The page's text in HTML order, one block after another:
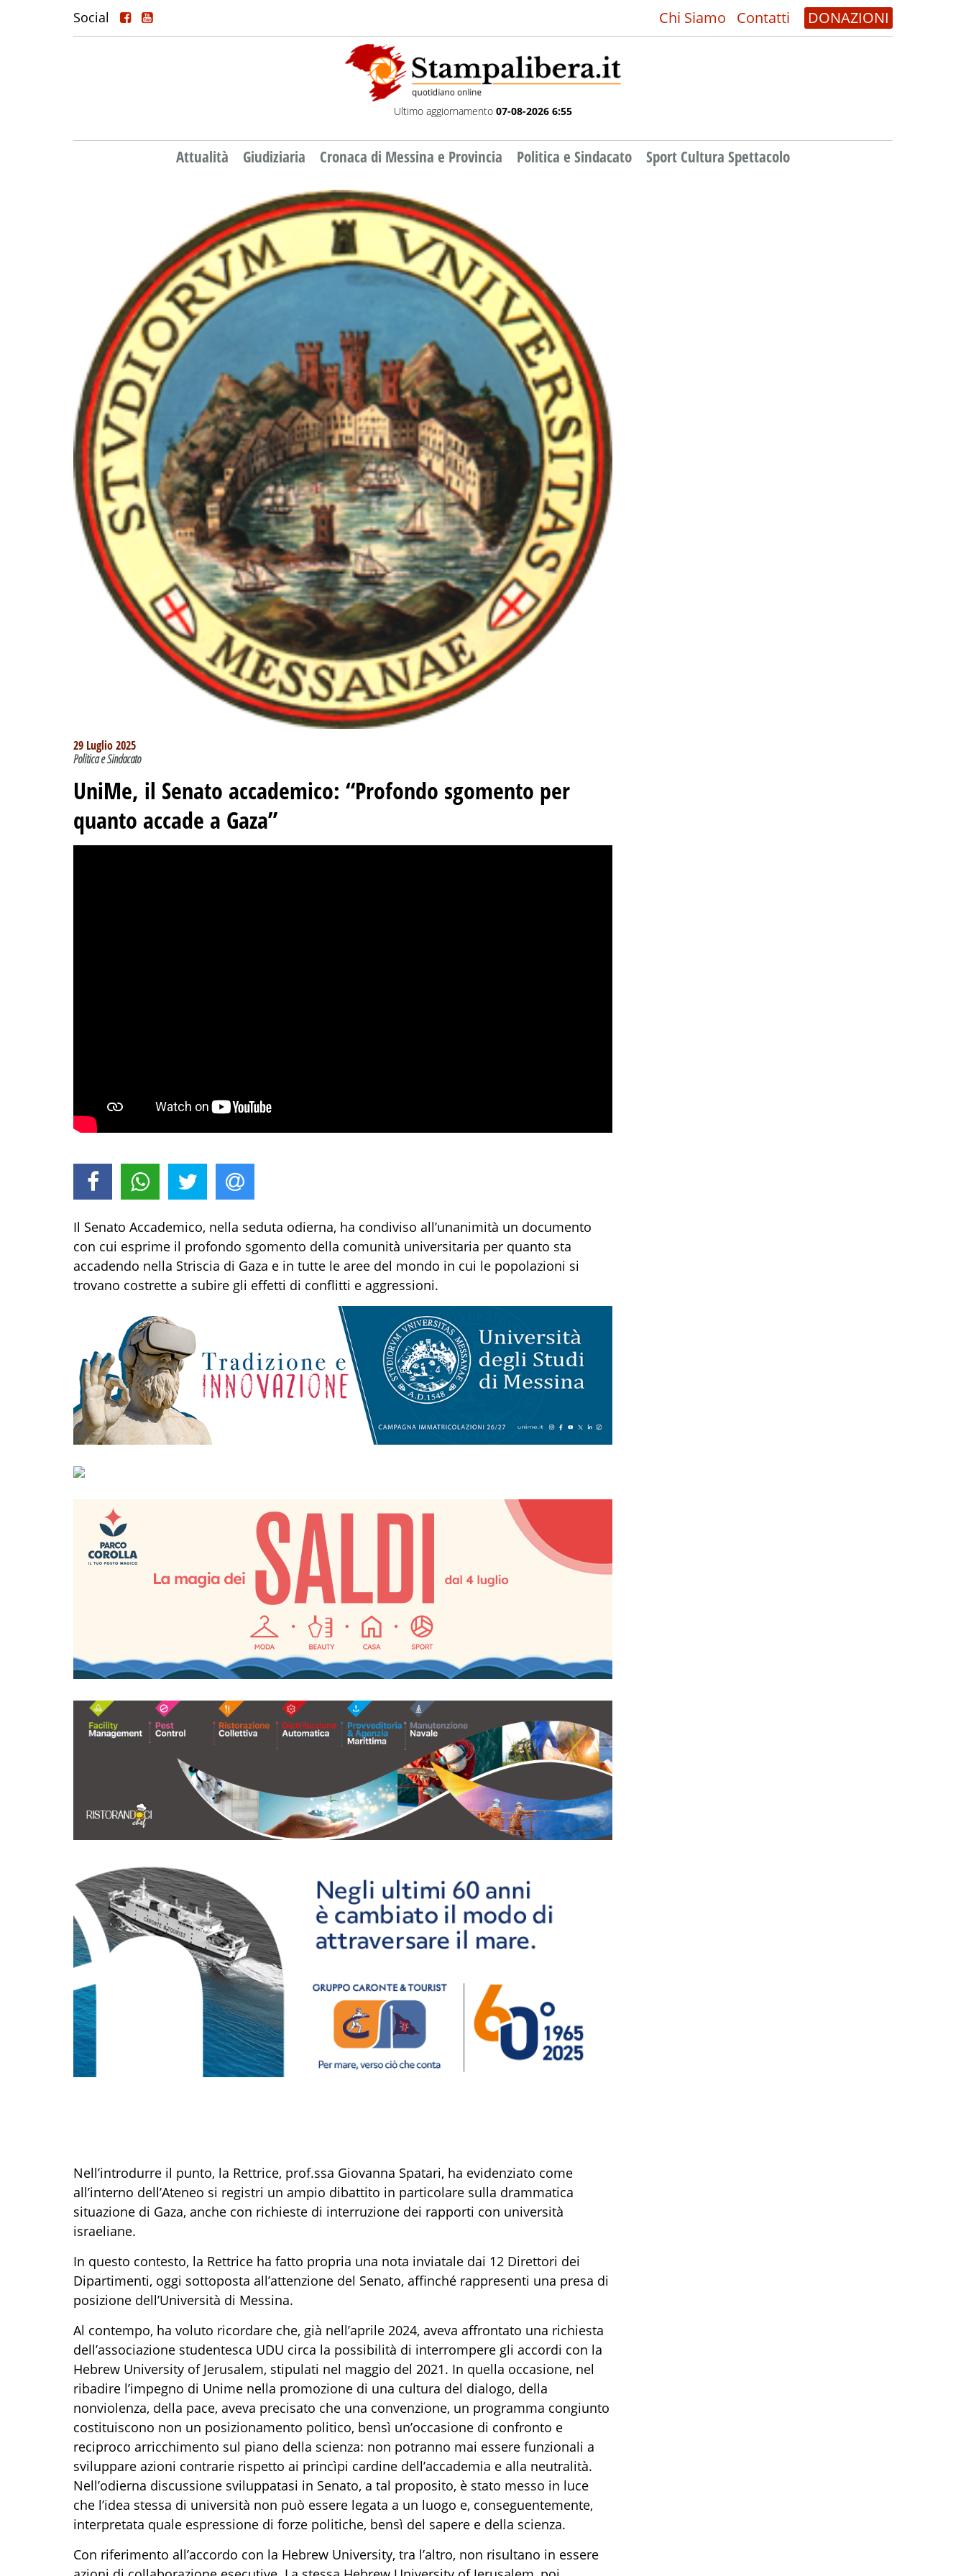
Social Chi Siamo Contatti DONAZIONI
Ultimo aggiornamento 07-08-2026 6:55
Attualità Giudiziaria Cronaca di Messina e Provincia Politica e Sindacato Sport Cultura Spettacolo
29 Luglio 2025
Politica e Sindacato
UniMe, il Senato accademico: “Profondo sgomento per
quanto accade a Gaza”
Il Senato Accademico, nella seduta odierna, ha condiviso all’unanimità un documento
con cui esprime il profondo sgomento della comunità universitaria per quanto sta
accadendo nella Striscia di Gaza e in tutte le aree del mondo in cui le popolazioni si
trovano costrette a subire gli effetti di conflitti e aggressioni.
Nell’introdurre il punto, la Rettrice, prof.ssa Giovanna Spatari, ha evidenziato come
all’interno dell’Ateneo si registri un ampio dibattito in particolare sulla drammatica
situazione di Gaza, anche con richieste di interruzione dei rapporti con università
israeliane.
In questo contesto, la Rettrice ha fatto propria una nota inviatale dai 12 Direttori dei
Dipartimenti, oggi sottoposta all’attenzione del Senato, affinché rappresenti una presa di
posizione dell’Università di Messina.
Al contempo, ha voluto ricordare che, già nell’aprile 2024, aveva affrontato una richiesta
dell’associazione studentesca UDU circa la possibilità di interrompere gli accordi con la
Hebrew University of Jerusalem, stipulati nel maggio del 2021. In quella occasione, nel
ribadire l’impegno di Unime nella promozione di una cultura del dialogo, della
nonviolenza, della pace, aveva precisato che una convenzione, un programma congiunto
costituiscono non un posizionamento politico, bensì un’occasione di confronto e
reciproco arricchimento sul piano della scienza: non potranno mai essere funzionali a
sviluppare azioni contrarie rispetto ai princìpi cardine dell’accademia e alla neutralità.
Nell’odierna discussione sviluppatasi in Senato, a tal proposito, è stato messo in luce
che l’idea stessa di università non può essere legata a un luogo e, conseguentemente,
interpretata quale espressione di forze politiche, bensì del sapere e della scienza.
Con riferimento all’accordo con la Hebrew University, tra l’altro, non risultano in essere